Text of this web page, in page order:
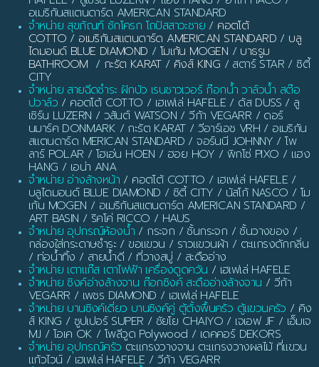
อเมริกันสแตนดาร์ด AMERICAN STANDARD
จำหน่าย สุขภัณฑ์ ชักโครก โถปัสสาวะชาย / คอตโต้
COTTO / อเมริกันสแตนดาร์ด AMERICAN STANDARD / บลู
ไดมอนด์ BLUE DIAMOND / โมเก้น MOGEN / บาธรูม
BATHROOM / กะรัต KARAT/ คิงส์ KING / สตาร์ STAR / ซิตี้
CITY
จำหน่าย สายฉีดชำระ ฝักบัว เรนชาวเวอร์ ก๊อกน้ำ วาล์วน้ำ สต๊อ
ปวาล์ว / คอตโต้ COTTO / เฮเฟเล่ HAFELE / ดัส DUSS / ลู
เซิร์น LUZERN / วสันต์ WATSON / วีก้า VEGARR / ดอร์
นมาร์ค DONMARK / กะรัต KARAT / วีอาร์เอช VRH / อเมริกัน
สแตนดาร์ด MERICAN STANDARD / จอร์นนี JOHNNY / โพ
ลาร์ POLAR / โฮเอ่น HOEN / ฮอย HOY / พิกโซ่ PIXO / แฮง
HANG / เอน่า ANA
จำหน่าย อ่างล้างหน้า / คอตโต้ COTTO / เฮเฟเล่ HAFELE /
บลูไดมอนด์ BLUE DIAMOND / ซิตี้ CITY / นัสโก้ NASCO / โม
เก้น MOGEN / อเมริกันสแตนดาร์ด AMERICAN STANDARD /
ART BASIN / ริคโค่ RICCO / HAUS
จำหน่าย อุปกรณ์ห้องน้ำ / กระจก / ชั้นกระจก / ชั้นวางของ /
กล่องใส่กระดาษชำระ / ขอแขวน / ราวแขวนผ้า / ตะแกรงดักกลิ่น
/ ท่อน้ำทิ้ง / สายน้ำดี / ที่วางสบู่ / สะดืออ่าง
จำหน่าย เตาแก๊ส เตาไฟฟ้า เครื่องดูดควัน / เฮเฟเล่ HAFELE
จำหน่าย ซิงค์อ่างล้างจาน ก๊อกซิงค์ สะดืออ่างล้างจาน / วีก้า
VEGARR / เพชร DIAMOND / เฮเฟเล่ HAFELE
จำหน่าย บานซิงค์เดี่ยว บานซิงค์คู่ ตู้ตั้งพื้นครัว ตู้แขวนครัว / คิง
ส์ KING / ซูปเปอร์ SUPER / ชัยโย CHAIYO / เจเอฟ JF / เอ็มเจ
MJ / โอเค OK / โพลีวูด Polywood / เดคคอร์ DEKORS
จำหน่าย อุปกรณ์ครัว ตะแกรงวางจาน ตะแกรงวางผลไม้ ที่แขวน
แก้วไวน์ / เฮเฟเล่ HAFELE / วีก้า VEGARR